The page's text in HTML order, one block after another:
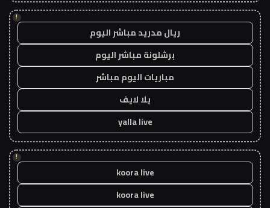
!
ريال مدريد مباشر اليوم
برشلونة مباشر اليوم
مباريات اليوم مباشر
يلا لايف
yalla live
!
koora live
koora live